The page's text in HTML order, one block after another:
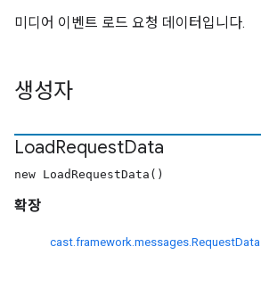
미디어 이벤트 로드 요청 데이터입니다.
생성자
LoadRequestData
new LoadRequestData()
확장
cast.framework.messages.RequestData